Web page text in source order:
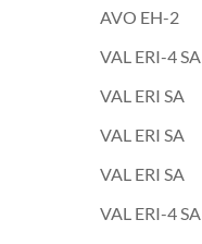
AVO EH-2
VAL ERI-4 SA
VAL ERI SA
VAL ERI SA
VAL ERI SA
VAL ERI-4 SA